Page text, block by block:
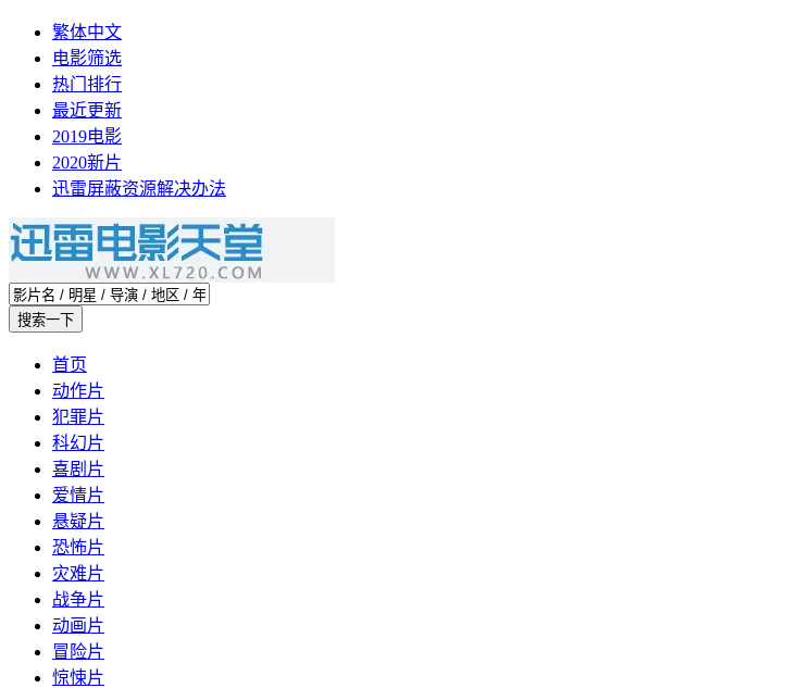
繁体中文
电影筛选
热门排行
最近更新
2019电影
2020新片
迅雷屏蔽资源解决办法
首页
动作片
犯罪片
科幻片
喜剧片
爱情片
悬疑片
恐怖片
灾难片
战争片
动画片
冒险片
惊悚片